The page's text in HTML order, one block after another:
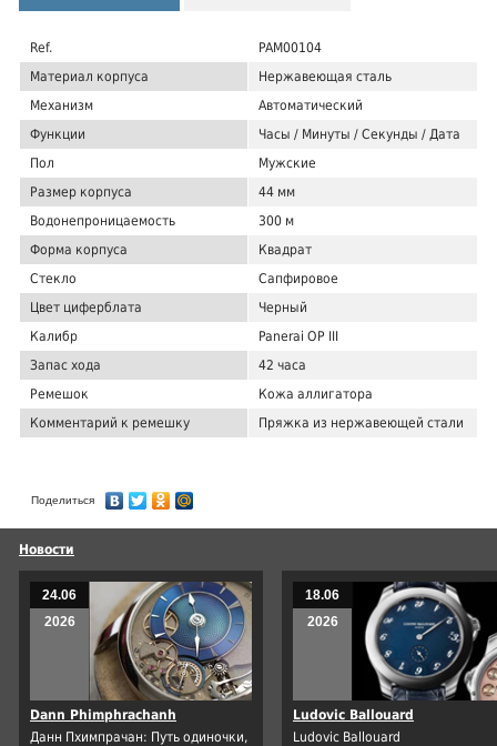
Ref.
PAM00104
Материал корпуса
Нержавеющая сталь
Механизм
Автоматический
Функции
Часы / Минуты / Секунды / Дата
Пол
Мужские
Размер корпуса
44 мм
Водонепроницаемость
300 м
Форма корпуса
Квадрат
Стекло
Сапфировое
Цвет циферблата
Черный
Калибр
Panerai OP III
Запас хода
42 часа
Ремешок
Кожа аллигатора
Комментарий к ремешку
Пряжка из нержавеющей стали
Поделиться
Новости
24.06
2026
Dann Phimphrachanh
Данн Пхимпрачан: Путь одиночки,
18.06
2026
Ludovic Ballouard
Ludovic Ballouard